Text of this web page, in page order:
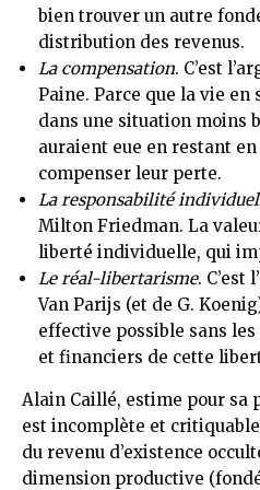
bien trouver un autre
distribution des revenus.
La compensation. C’est
Paine. Parce que la vie en
dans une situation moins
auraient eue en restant
compenser leur perte.
La responsabilité
Milton Friedman. La
liberté individuelle, qui
Le réal-libertarisme. C’est
Van Parijs (et de G.
effective possible sans
et financiers de cette
Alain Caillé, estime pour sa
est incomplète et
du revenu d’existence
dimension productive